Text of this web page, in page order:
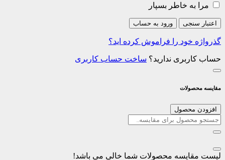
مرا به خاطر بسپار
اعتبار سنجی ورود به حساب
گذرواژه خود را فراموش کرده اید؟
حساب کاربری ندارید؟ ساخت حساب کاربری
مقایسه محصولات
افزودن محصول
لیست مقایسه محصولات شما خالی می باشد!